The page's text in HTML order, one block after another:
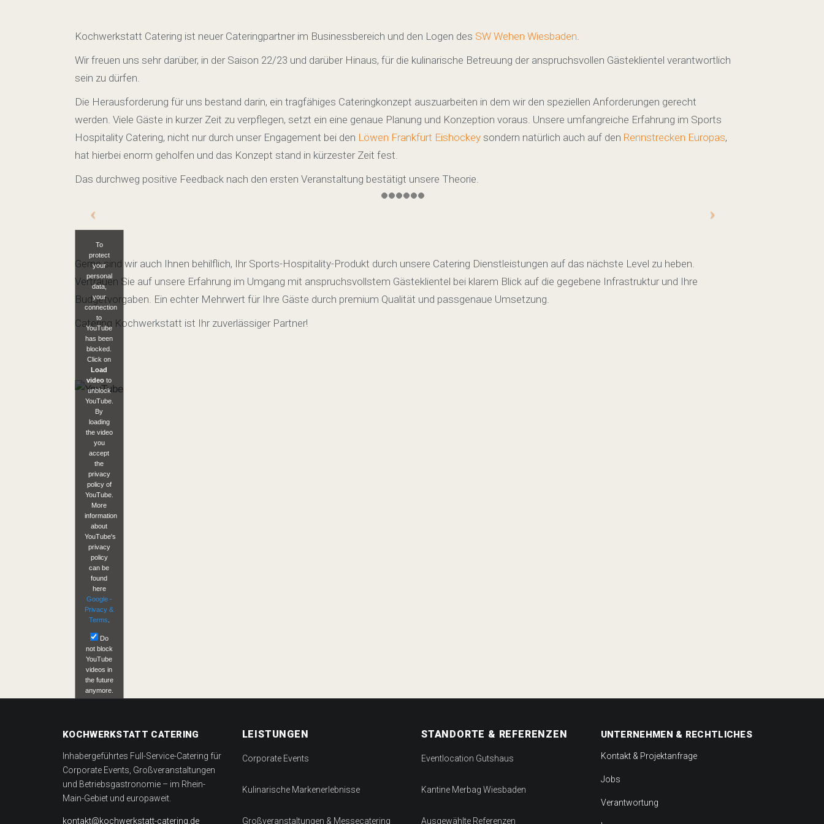
Kochwerkstatt Catering ist neuer Cateringpartner im Businessbereich und den Logen des SW Wehen Wiesbaden.
Wir freuen uns sehr darüber, in der Saison 22/23 und darüber Hinaus, für die kulinarische Betreuung der anspruchsvollen Gästeklientel verantwortlich
sein zu dürfen.
Die Herausforderung für uns bestand darin, ein tragfähiges Cateringkonzept auszuarbeiten in dem wir den speziellen Anforderungen gerecht
werden. Viele Gäste in kurzer Zeit zu verpflegen, setzt ein eine genaue Planung und Konzeption voraus. Unsere umfangreiche Erfahrung im Sports
Hospitality Catering, nicht nur durch unser Engagement bei den Löwen Frankfurt Eishockey sondern natürlich auch auf den Rennstrecken Europas,
hat hierbei enorm geholfen und das Konzept stand in kürzester Zeit fest.
Das durchweg positive Feedback nach den ersten Veranstaltung bestätigt unsere Theorie.
Gerne sind wir auch Ihnen behilflich, Ihr Sports-Hospitality-Produkt durch unsere Catering Dienstleistungen auf das nächste Level zu heben.
Vertrauen Sie auf unsere Erfahrung im Umgang mit anspruchsvollstem Gästeklientel bei klarem Blick auf die gegebene Infrastruktur und Ihre
Budgetvorgaben. Ein echter Mehrwert für Ihre Gäste durch premium Qualität und passgenaue Umsetzung.
Catering Kochwerkstatt ist Ihr zuverlässiger Partner!
To
protect
your
personal
data,
your
connection
to
YouTube
has been
blocked.
Click on
Load
video to
unblock
YouTube.
By
loading
the video
you
accept
the
privacy
policy of
YouTube.
More
information
about
YouTube's
privacy
policy
can be
found
here
Google -
Privacy &
Terms
Do
not block
YouTube
videos in
the future
anymore.
KOCHWERKSTATT CATERING
Inhabergeführtes Full-Service-Catering für
Corporate Events, Großveranstaltungen
und Betriebsgastronomie – im Rhein-
Main-Gebiet und europaweit.
kontakt@kochwerkstatt-catering.de
LEISTUNGEN
Corporate Events
Kulinarische Markenerlebnisse
Großveranstaltungen & Messecatering
STANDORTE & REFERENZEN
Eventlocation Gutshaus
Kantine Merbag Wiesbaden
Ausgewählte Referenzen
UNTERNEHMEN & RECHTLICHES
Kontakt & Projektanfrage
Jobs
Verantwortung